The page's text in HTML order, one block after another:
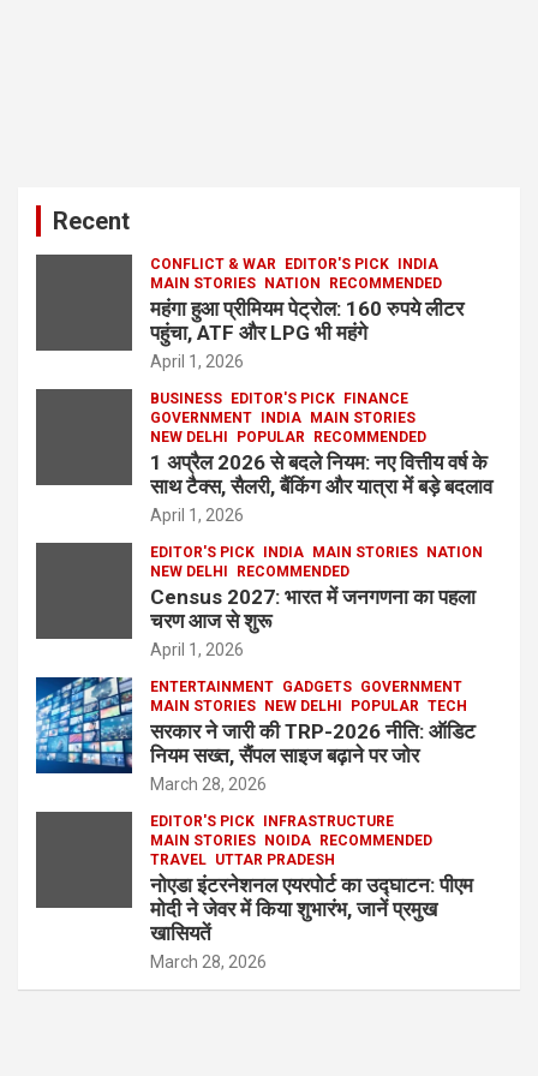
Recent
CONFLICT & WAR EDITOR'S PICK
INDIA
MAIN STORIES
NATION RECOMMENDED
महंगा हुआ प्रीमियम पेट्रोल: 160 रुपये लीटर
पहुंचा, ATF और LPG भी महंगे
April 1, 2026
BUSINESS EDITOR'S PICK
FINANCE
GOVERNMENT
INDIA
MAIN STORIES
NEW DELHI
POPULAR RECOMMENDED
1 अप्रैल 2026 से बदले नियम: नए वित्तीय वर्ष के
साथ टैक्स, सैलरी, बैंकिंग और यात्रा में बड़े बदलाव
April 1, 2026
EDITOR'S PICK INDIA MAIN STORIES
NATION
NEW DELHI
RECOMMENDED
Census 2027: भारत में जनगणना का पहला
चरण आज से शुरू
April 1, 2026
ENTERTAINMENT GADGETS GOVERNMENT
MAIN STORIES
NEW DELHI POPULAR TECH
सरकार ने जारी की TRP-2026 नीति: ऑडिट
नियम सख्त, सैंपल साइज बढ़ाने पर जोर
March 28, 2026
EDITOR'S PICK
INFRASTRUCTURE
MAIN STORIES
NOIDA
RECOMMENDED
TRAVEL UTTAR PRADESH
नोएडा इंटरनेशनल एयरपोर्ट का उद्घाटन: पीएम
मोदी ने जेवर में किया शुभारंभ, जानें प्रमुख
खासियतें
March 28, 2026